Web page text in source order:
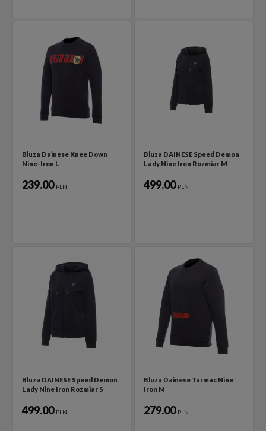
Bluza Dainese Knee Down
Nine-Iron L
239.00 PLN
Bluza DAINESE Speed Demon
Lady Nine Iron Rozmiar M
499.00 PLN
Bluza DAINESE Speed Demon
Lady Nine Iron Rozmiar S
499.00 PLN
Bluza Dainese Tarmac Nine
Iron M
279.00 PLN